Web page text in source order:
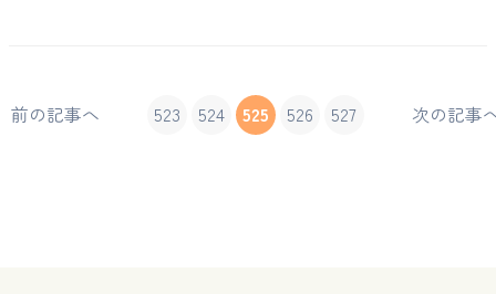
前の記事へ 523 524 525 526 527 次の記事